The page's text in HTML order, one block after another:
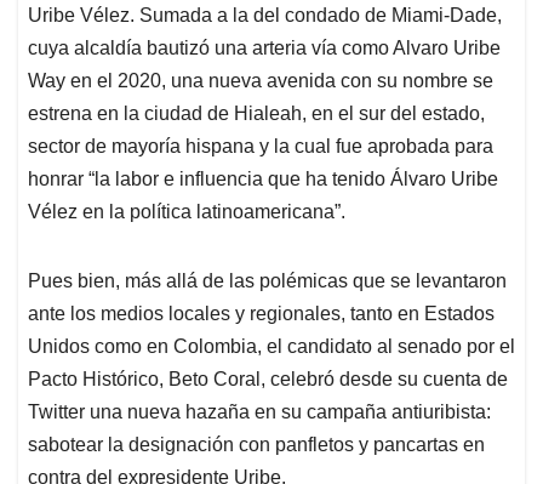
p
p
o
k
I
n
s
Uribe Vélez. Sumada a la del condado de Miami-Dade,
cuya alcaldía bautizó una arteria vía como Alvaro Uribe
Way en el 2020, una nueva avenida con su nombre se
estrena en la ciudad de Hialeah, en el sur del estado,
sector de mayoría hispana y la cual fue aprobada para
honrar “la labor e influencia que ha tenido Álvaro Uribe
Vélez en la política latinoamericana”.
Pues bien, más allá de las polémicas que se levantaron
ante los medios locales y regionales, tanto en Estados
Unidos como en Colombia, el candidato al senado por el
Pacto Histórico, Beto Coral, celebró desde su cuenta de
Twitter una nueva hazaña en su campaña antiuribista:
sabotear la designación con panfletos y pancartas en
contra del expresidente Uribe.